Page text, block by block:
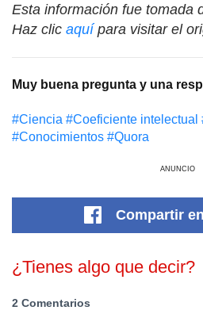
Esta información fue tomada
Haz clic aquípara visitar el
Muy buena pregunta y una
#Сiencia #Coeficiente intelectual
#Conocimientos #Quora
ANUNCIO
Compartir
¿Tienes algo que decir?
2 Comentarios